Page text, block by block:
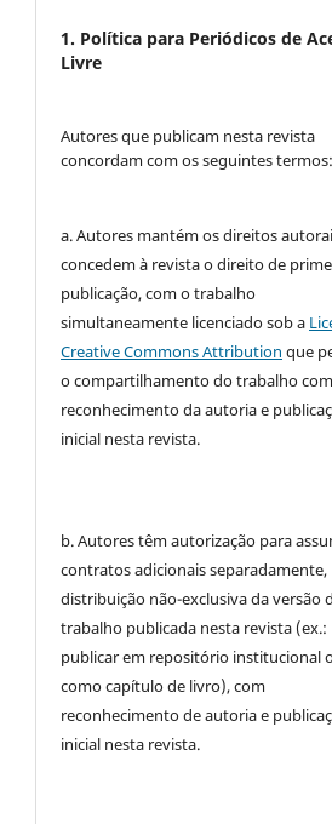
1. Política para Periódicos de
Livre
Autores que publicam nesta revista
concordam com os seguintes termos:
a. Autores mantém os direitos
concedem à revista o direito de
publicação, com o trabalho
simultaneamente licenciado sob a
Creative Commons Attribution que
o compartilhamento do trabalho com
reconhecimento da autoria e
inicial nesta revista.
b. Autores têm autorização para
contratos adicionais separadamente,
distribuição não-exclusiva da versão
trabalho publicada nesta revista (ex.:
publicar em repositório institucional
como capítulo de livro), com
reconhecimento de autoria e
inicial nesta revista.